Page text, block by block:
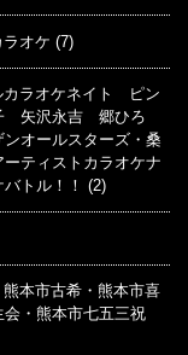
オケ (7)
カラオケネイト ピン
矢沢永吉 郷ひろ
ールスターズ・桑
ティストカラオケナ
トル！！ (2)
本市古希・熊本市喜
・熊本市七五三祝